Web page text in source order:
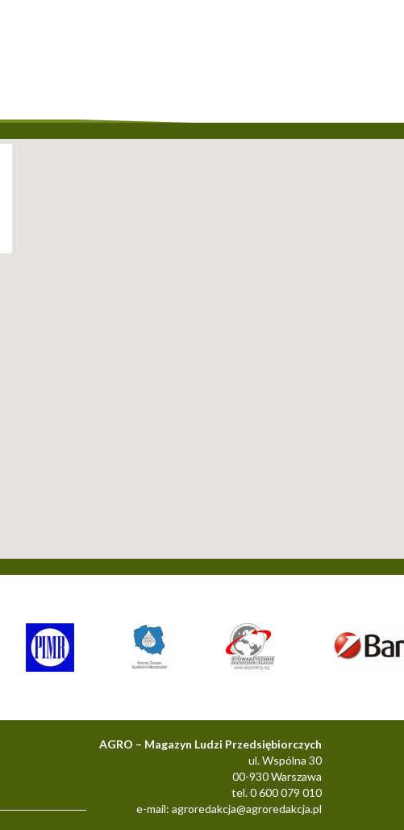
AGRO – Magazyn Ludzi Przedsiębiorczych
ul. Wspólna 30
00-930 Warszawa
tel. 0 600 079 010
e-mail: agroredakcja@agroredakcja.pl